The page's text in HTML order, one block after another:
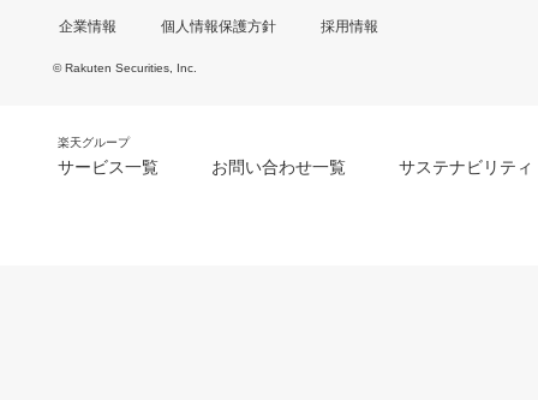
企業情報 個人情報保護方針 採用情報
© Rakuten Securities, Inc.
楽天グループ
サービス一覧 お問い合わせ一覧 サステナビリティ